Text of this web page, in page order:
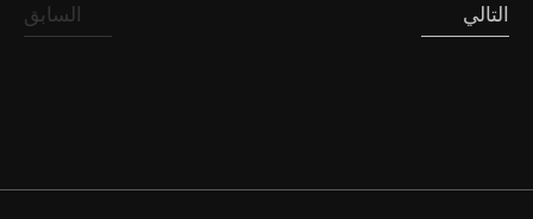
السابق التالي